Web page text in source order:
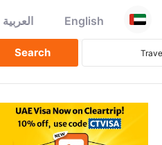
English العربية